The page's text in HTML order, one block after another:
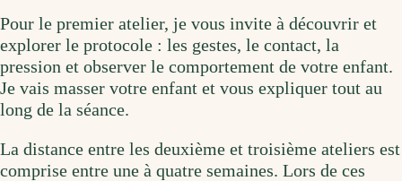
Pour le premier atelier, je vous invite à découvrir et
explorer le protocole : les gestes, le contact, la
pression et observer le comportement de votre enfant.
Je vais masser votre enfant et vous expliquer tout au
long de la séance.
La distance entre les deuxième et troisième ateliers est
comprise entre une à quatre semaines. Lors de ces